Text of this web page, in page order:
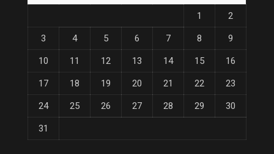
1 2
3 4 5 6 7 8 9
10 11 12 13 14 15 16
17 18 19 20 21 22 23
24 25 26 27 28 29 30
31